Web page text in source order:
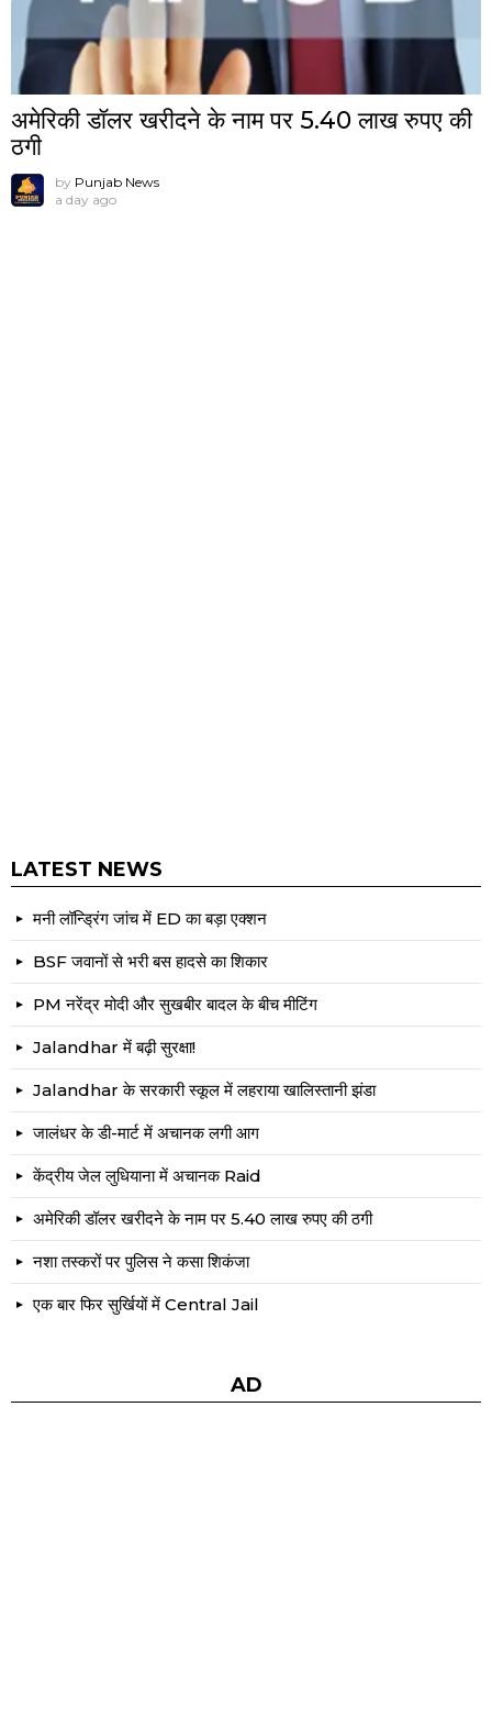
अमेरिकी डॉलर खरीदने के नाम पर 5.40 लाख रुपए की
ठगी
by Punjab News
a day ago
LATEST NEWS
मनी लॉन्ड्रिंग जांच में ED का बड़ा एक्शन
BSF जवानों से भरी बस हादसे का शिकार
PM नरेंद्र मोदी और सुखबीर बादल के बीच मीटिंग
Jalandhar में बढ़ी सुरक्षा!
Jalandhar के सरकारी स्कूल में लहराया खालिस्तानी झंडा
जालंधर के डी-मार्ट में अचानक लगी आग
केंद्रीय जेल लुधियाना में अचानक Raid
अमेरिकी डॉलर खरीदने के नाम पर 5.40 लाख रुपए की ठगी
नशा तस्करों पर पुलिस ने कसा शिकंजा
एक बार फिर सुर्खियों में Central Jail
AD